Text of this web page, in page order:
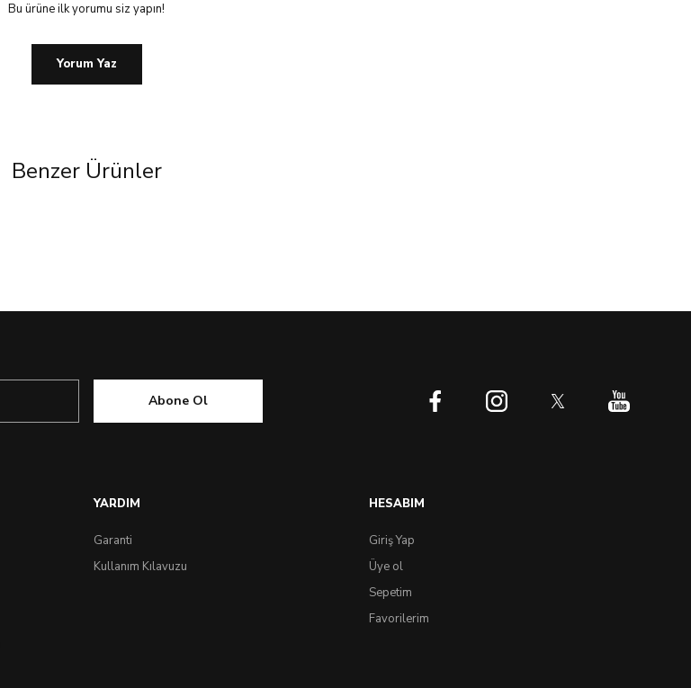
Bu ürüne ilk yorumu siz yapın!
Yorum Yaz
Benzer Ürünler
Abone Ol
YARDIM
Garanti
Kullanım Kılavuzu
HESABIM
Giriş Yap
Üye ol
Sepetim
Favorilerim